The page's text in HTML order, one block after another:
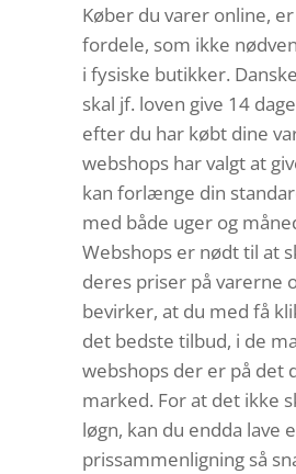
Køber du varer online,
fordele, som ikke
i fysiske butikker.
skal jf. loven give 14
efter du har købt dine
webshops har valgt at
kan forlænge din
med både uger og
Webshops er nødt til at
deres priser på varerne
bevirker, at du med få
det bedste tilbud, i de
webshops der er på det
marked. For at det ikke
løgn, kan du endda lave
prissammenligning så